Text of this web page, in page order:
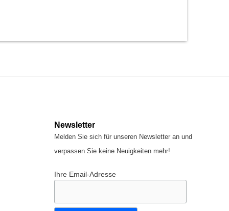
Newsletter
Melden Sie sich für unseren Newsletter an und
verpassen Sie keine Neuigkeiten mehr!
Ihre Email-Adresse